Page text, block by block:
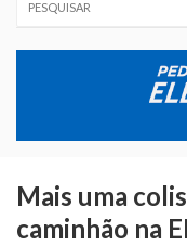
Mais uma
caminhão na